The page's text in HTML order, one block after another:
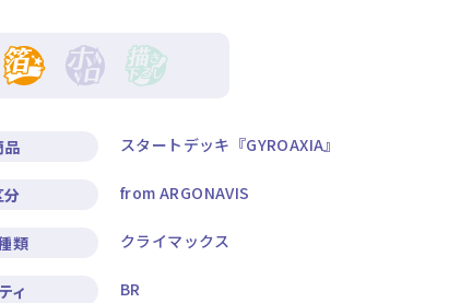
品 スタートデッキ『GYROAXIA』
分 from ARGONAVIS
類 クライマックス
ィ BR